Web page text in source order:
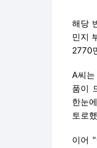
해당
민지
2770
A씨
품이
한눈
토로
이어